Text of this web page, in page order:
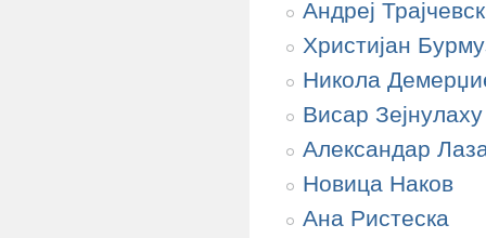
Андреј
Христијан
Никола
Висар Зејнулаху
Александар
Новица Наков
Ана Ристеска